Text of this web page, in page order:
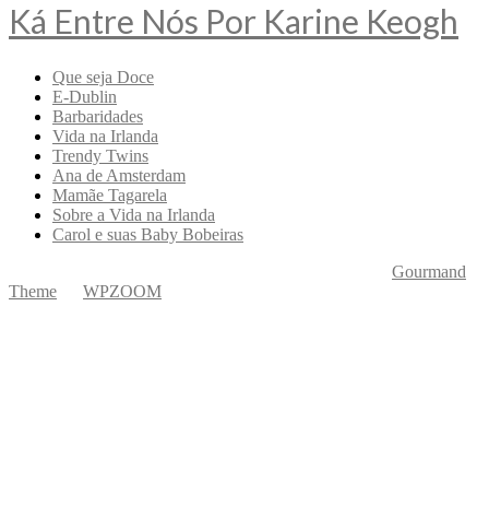
Ká Entre Nós Por Karine Keogh
Que seja Doce
E-Dublin
Barbaridades
Vida na Irlanda
Trendy Twins
Ana de Amsterdam
Mamãe Tagarela
Sobre a Vida na Irlanda
Carol e suas Baby Bobeiras
Gourmand
Theme
WPZOOM